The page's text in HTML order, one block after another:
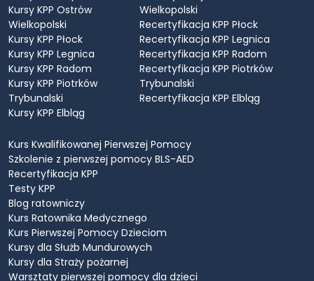
Kursy KPP Ostrów
Wielkopolski
Kursy KPP Płock
Kursy KPP Legnica
Kursy KPP Radom
Kursy KPP Piotrków
Trybunalski
Kursy KPP Elbląg
Wielkopolski
Recertyfikacja KPP Płock
Recertyfikacja KPP Legnica
Recertyfikacja KPP Radom
Recertyfikacja KPP Piotrków
Trybunalski
Recertyfikacja KPP Elbląg
Kurs Kwalifikowanej Pierwszej Pomocy
Szkolenie z pierwszej pomocy BLS-AED
Recertyfikacja KPP
Testy KPP
Blog ratowniczy
Kurs Ratownika Medycznego
Kurs Pierwszej Pomocy Dzieciom
Kursy dla Służb Mundurowych
Kursy dla Straży pożarnej
Warsztaty pierwszej pomocy dla dzieci